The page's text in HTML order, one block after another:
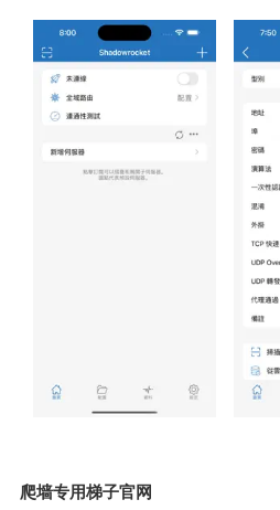
爬墙专用梯子官网